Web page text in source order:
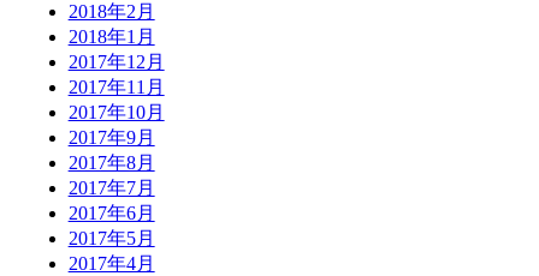
2018年2月
2018年1月
2017年12月
2017年11月
2017年10月
2017年9月
2017年8月
2017年7月
2017年6月
2017年5月
2017年4月